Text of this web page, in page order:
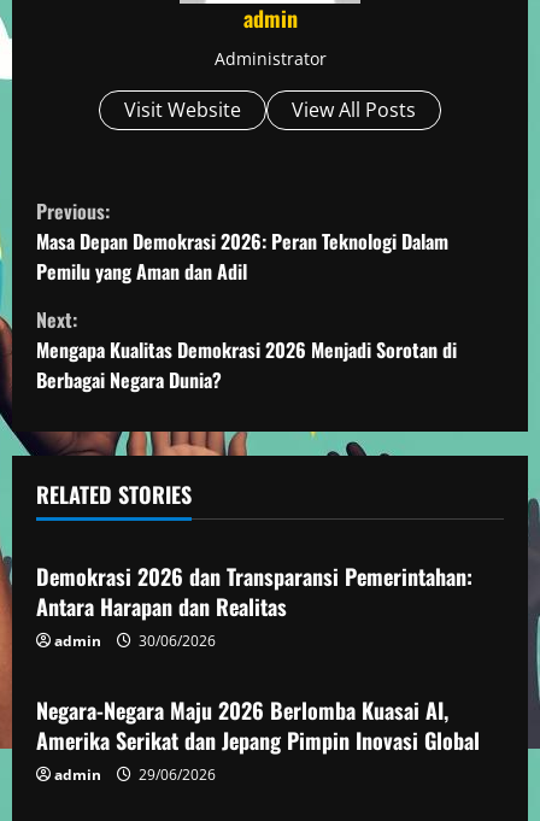
admin
Administrator
Visit Website View All Posts
C
o
n
t
i
n
u
e
R
e
a
d
Previous:
Masa Depan Demokrasi 2026: Peran Teknologi Dalam
Pemilu yang Aman dan Adil
Next:
Mengapa Kualitas Demokrasi 2026 Menjadi Sorotan di
Berbagai Negara Dunia?
RELATED STORIES
Demokrasi
Demokrasi 2026 dan Transparansi Pemerintahan:
Antara Harapan dan Realitas
admin 30/06/2026
Demokrasi
Negara-Negara Maju 2026 Berlomba Kuasai AI,
Amerika Serikat dan Jepang Pimpin Inovasi Global
admin 29/06/2026
Demokrasi